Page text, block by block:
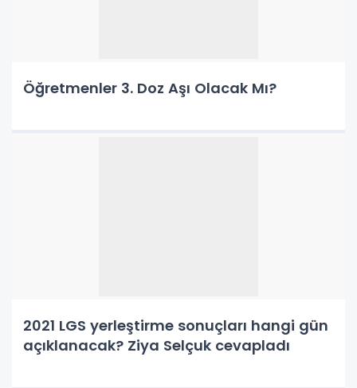
Öğretmenler 3. Doz Aşı Olacak Mı?
2021 LGS yerleştirme sonuçları hangi gün
açıklanacak? Ziya Selçuk cevapladı